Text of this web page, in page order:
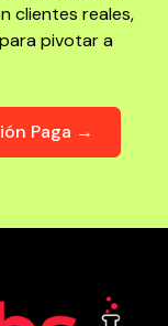
clientes reales,
pivotar a
Paga →